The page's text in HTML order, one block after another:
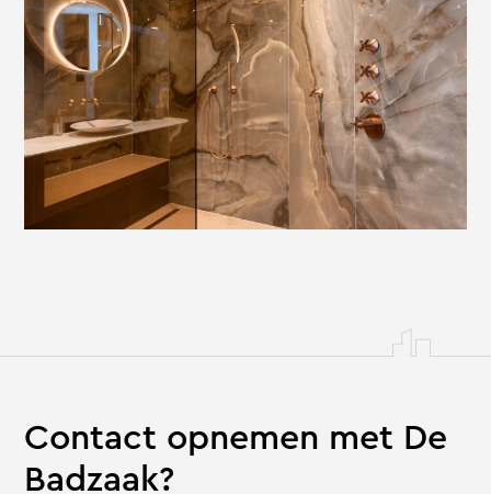
Contact opnemen met De
Badzaak?